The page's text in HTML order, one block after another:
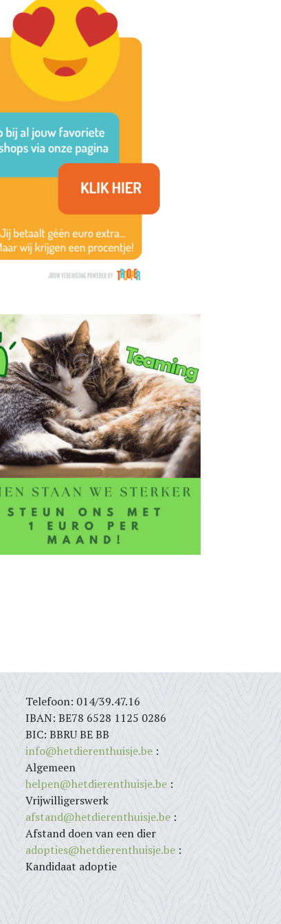
Telefoon: 014/39.47.16
IBAN: BE78 6528 1125 0286
BIC: BBRU BE BB
info@hetdierenthuisje.be :
Algemeen
helpen@hetdierenthuisje.be :
Vrijwilligerswerk
afstand@hetdierenthuisje.be :
Afstand doen van een dier
adopties@hetdierenthuisje.be :
Kandidaat adoptie